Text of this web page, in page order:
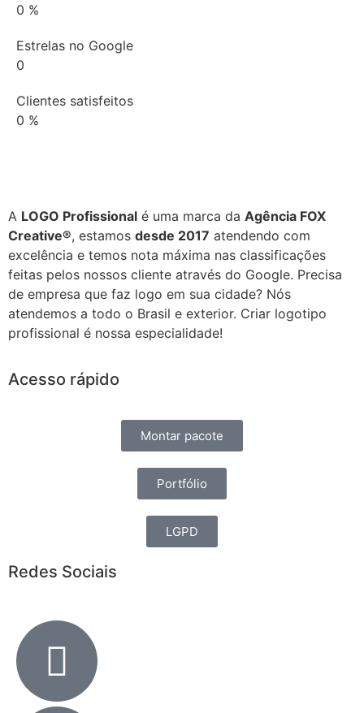
0 %
Estrelas no Google
0
Clientes satisfeitos
0 %
A LOGO Profissional é uma marca da Agência FOX
Creative®, estamos desde 2017 atendendo com
excelência e temos nota máxima nas classificações
feitas pelos nossos cliente através do Google. Precisa
de empresa que faz logo em sua cidade? Nós
atendemos a todo o Brasil e exterior. Criar logotipo
profissional é nossa especialidade!
Acesso rápido
Montar pacote
Portfólio
LGPD
Redes Sociais